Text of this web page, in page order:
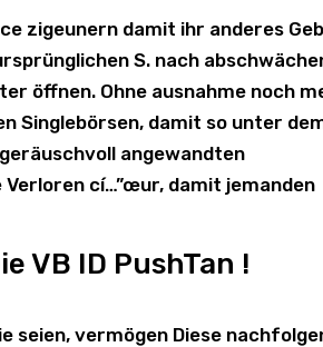
zigeunern damit ihr anderes
S. nach
öffnen. Ohne ausnahme noch
Singlebörsen, damit so unter
angewandten
cí…”œur, damit jemanden
VB ID PushTan !
seien, vermögen Diese